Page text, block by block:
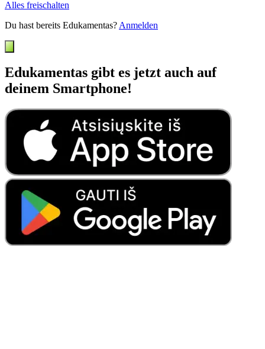
Alles freischalten
Du hast bereits Edukamentas? Anmelden
Edukamentas gibt es jetzt auch auf
deinem Smartphone!